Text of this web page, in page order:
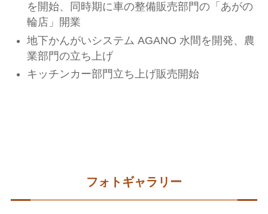
を開始、同時期に車の整備販売部門の「あがの
輪店」開業
地下かんがいシステム AGANO 水間を開発、農
業部門の立ち上げ
キッチンカー部門立ち上げ販売開始
フォトギャラリー